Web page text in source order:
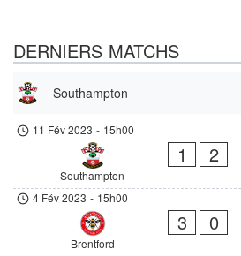
DERNIERS MATCHS
Southampton
11 Fév 2023 - 15h00
Southampton
1 2
4 Fév 2023 - 15h00
Brentford
3 0